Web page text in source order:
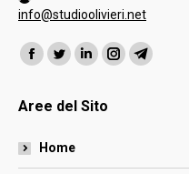
info@studioolivieri.net
Ci puoi trovare su:
Facebook
opens
new
Twitter
opens
Linkedin
opens
InstagramTelegram
Aree del Sito
Home